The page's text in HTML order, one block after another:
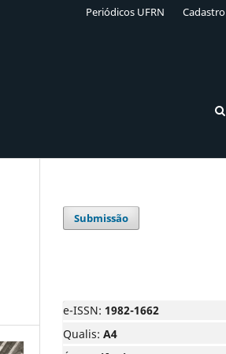
Periódicos UFRN Cadastro
Submissão
e-ISSN: 1982-1662
Qualis: A4